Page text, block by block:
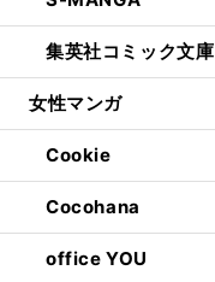
集英社コミック文庫
女性マンガ
Cookie
Cocohana
office YOU